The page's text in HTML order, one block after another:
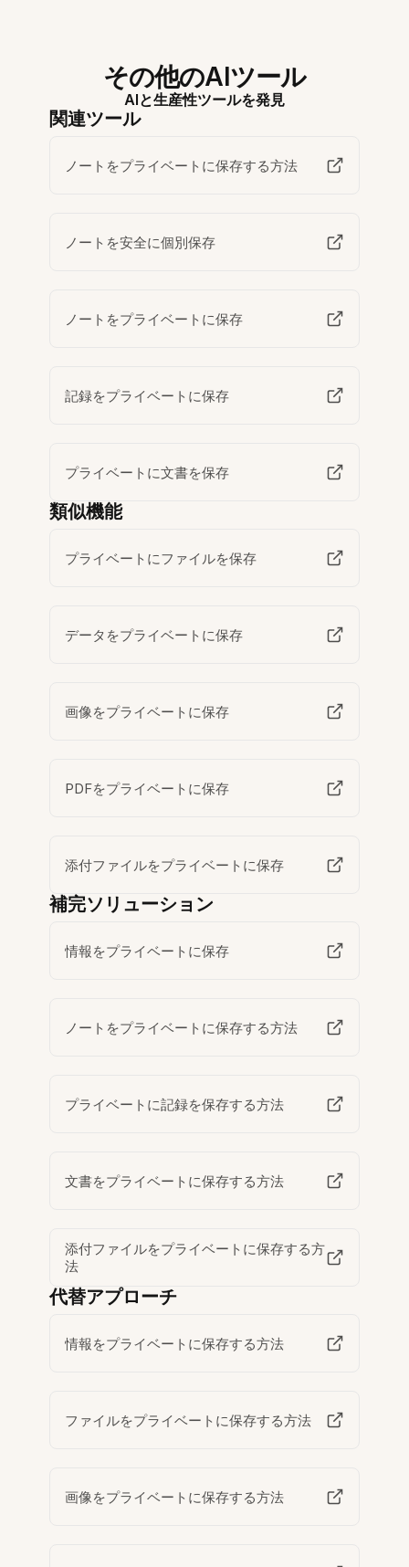
その他のAIツール
AIと生産性ツールを発見
関連ツール
ノートをプライベートに保存する方法
ノートを安全に個別保存
ノートをプライベートに保存
記録をプライベートに保存
プライベートに文書を保存
類似機能
プライベートにファイルを保存
データをプライベートに保存
画像をプライベートに保存
PDFをプライベートに保存
添付ファイルをプライベートに保存
補完ソリューション
情報をプライベートに保存
ノートをプライベートに保存する方法
プライベートに記録を保存する方法
文書をプライベートに保存する方法
添付ファイルをプライベートに保存する方
法
代替アプローチ
情報をプライベートに保存する方法
ファイルをプライベートに保存する方法
画像をプライベートに保存する方法